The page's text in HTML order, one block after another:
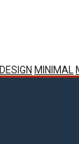
DESIGN MINIMAL